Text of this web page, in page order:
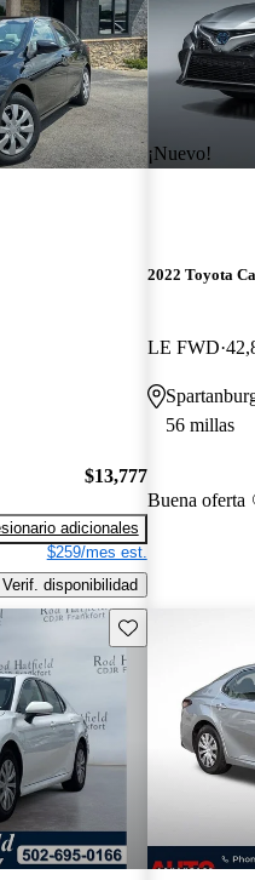
$13,777
adicionales
$259/mes est.
Verif. disponibilidad
¡Nuevo!
2022 Toyota
LE FWD
56 millas
Buena oferta
Guarda este Aviso